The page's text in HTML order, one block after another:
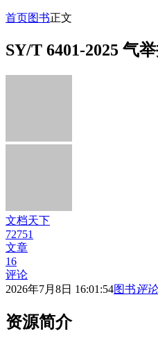
首页图书正文
SY/T 6401-2025 气
文档天下
72751
文章
16
评论
2026年7月8日 16:01:54图书评论
资源简介